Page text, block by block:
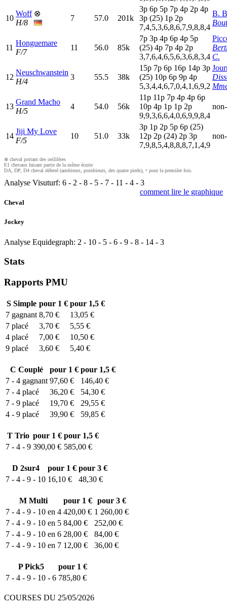
10
Woff ⊗
H/8
7 57.0 201k
3p 6p 5p 7p 4p 2p 4p
3p (25) 1p 2p
7,4,5,3,6,8,6,7,9,8,8,4
B.
11
Honguemare
F/7
11 56.0 85k
7p 3p 4p 6p 4p 5p
(25) 4p 7p 4p 2p
3,7,6,4,6,5,6,3,6,8,3,4 C.
12
Neuschwanstein
H/4
3 55.5 38k
15p 7p 6p 16p 14p 3p
(25) 10p 6p 9p 4p
5,3,4,4,6,7,0,4,1,6,9,2
13
Grand Macho
H/5
4 54.0 56k
11p 11p 7p 4p 4p 6p
10p 4p 1p 1p 2p
9,9,3,6,6,4,0,6,9,9,8,4
14
Jiji My Love
F/5
10 51.0 33k
3p 1p 2p 5p 6p (25)
12p 2p (24) 2p 3p
7,9,8,5,4,8,8,8,7,1,4,9
⊗ cheval portant des oeilllères
E1 chevaux faisant partie de la même écurie
DA, DP, D4 cheval déferré (antérieurs, postérieurs, des quatre pieds), • pour la première fois.
Analyse Visuturf: 6 - 2 - 8 - 5 - 7 - 11 - 4 - 3
comment lire le graphique
Cheval
Jockey
Analyse Equidegraph: 2 - 10 - 5 - 6 - 9 - 8 - 14 - 3
Stats
Rapports PMU
SSimple pour 1 € pour 1,5 €
7 gagnant 8,70 €
13,05 €
7 placé 3,70 €
5,55 €
4 placé 7,00 €
10,50 €
9 placé 3,60 € 5,40 €
C Couplé pour 1 € pour 1,5 €
7 - 4 gagnant 97,60 €
146,40 €
7 - 4 placé 36,20 €
54,30 €
7 - 9 placé 19,70 €
29,55 €
4 - 9 placé 39,90 € 59,85 €
T Trio pour 1 € pour 1,5 €
7 - 4 - 9 390,00 € 585,00 €
D 2sur4 pour 1 € pour 3 €
7 - 4 - 9 - 10 16,10 € 48,30 €
M Multi pour 1 € pour 3 €
7 - 4 - 9 - 10 en 4 420,00 € 1 260,00 €
7 - 4 - 9 - 10 en 5 84,00 €
252,00 €
7 - 4 - 9 - 10 en 6 28,00 €
84,00 €
7 - 4 - 9 - 10 en 7 12,00 € 36,00 €
PPick5
pour 1 €
7 - 4 - 9 - 10 - 6 785,80 €
COURSES DU 25/05/2026